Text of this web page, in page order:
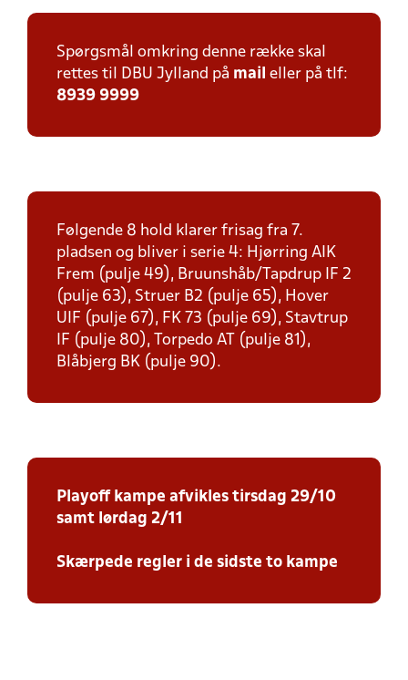
Spørgsmål omkring denne række skal
rettes til DBU Jylland på mail eller på tlf:
8939 9999
Følgende 8 hold klarer frisag fra 7.
pladsen og bliver i serie 4: Hjørring AIK
Frem (pulje 49), Bruunshåb/Tapdrup IF 2
(pulje 63), Struer B2 (pulje 65), Hover
UIF (pulje 67), FK 73 (pulje 69), Stavtrup
IF (pulje 80), Torpedo AT (pulje 81),
Blåbjerg BK (pulje 90).
Playoff kampe afvikles tirsdag 29/10
samt lørdag 2/11
Skærpede regler i de sidste to kampe